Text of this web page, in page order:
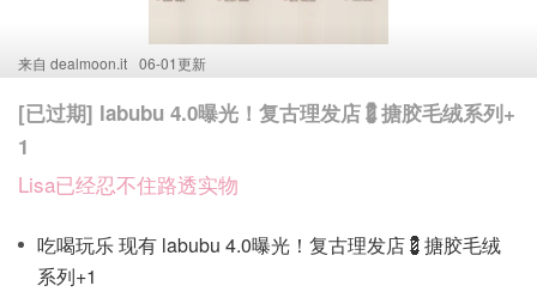
来自 dealmoon.it 06-01更新
[已过期] labubu 4.0曝光！复古理发店💈搪胶毛绒系列+
1
Lisa已经忍不住路透实物
吃喝玩乐 现有 labubu 4.0曝光！复古理发店💈搪胶毛绒
系列+1